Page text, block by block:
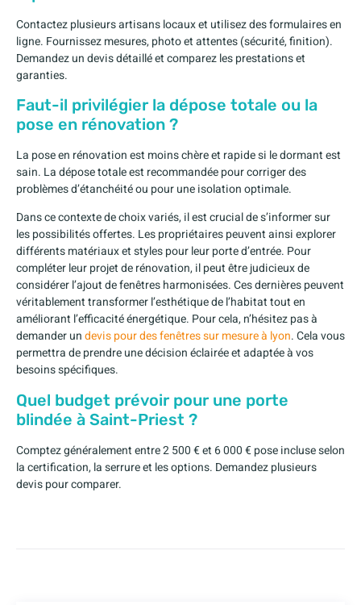
Contactez plusieurs artisans locaux et utilisez des formulaires en
ligne. Fournissez mesures, photo et attentes (sécurité, finition).
Demandez un devis détaillé et comparez les prestations et
garanties.
Faut-il privilégier la dépose totale ou la
pose en rénovation ?
La pose en rénovation est moins chère et rapide si le dormant est
sain. La dépose totale est recommandée pour corriger des
problèmes d’étanchéité ou pour une isolation optimale.
Dans ce contexte de choix variés, il est crucial de s’informer sur
les possibilités offertes. Les propriétaires peuvent ainsi explorer
différents matériaux et styles pour leur porte d’entrée. Pour
compléter leur projet de rénovation, il peut être judicieux de
considérer l’ajout de fenêtres harmonisées. Ces dernières peuvent
véritablement transformer l’esthétique de l’habitat tout en
améliorant l’efficacité énergétique. Pour cela, n’hésitez pas à
demander undevis pour des fenêtres sur mesure à lyon. Cela vous
permettra de prendre une décision éclairée et adaptée à vos
besoins spécifiques.
Quel budget prévoir pour une porte
blindée à Saint-Priest ?
Comptez généralement entre 2 500 € et 6 000 € pose incluse selon
la certification, la serrure et les options. Demandez plusieurs
devis pour comparer.